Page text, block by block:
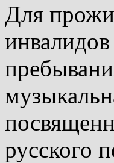
Для
русского